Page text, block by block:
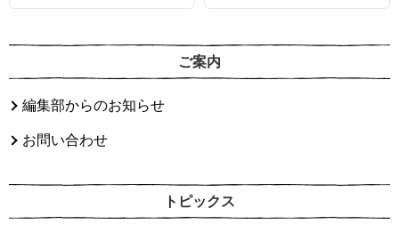
ご案内
編集部からのお知らせ
お問い合わせ
トピックス